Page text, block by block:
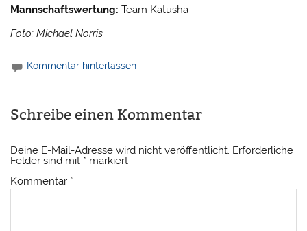
Mannschaftswertung: Team Katusha
Foto: Michael Norris
Kommentar hinterlassen
Schreibe einen Kommentar
Deine E-Mail-Adresse wird nicht veröffentlicht. Erforderliche
Felder sind mit * markiert
Kommentar *